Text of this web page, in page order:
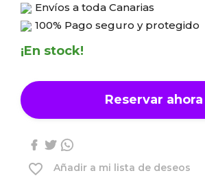
Envíos a toda Canarias
100% Pago seguro y protegido
¡En stock!
Reservar ahora
favorite_border Añadir a mi lista de deseos